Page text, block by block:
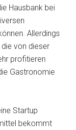
Hausbank bei
Allerdings
von dieser
profitieren
Gastronomie
Startup
bekommt